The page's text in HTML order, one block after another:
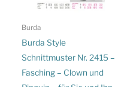
Burda
Burda Style
Schnittmuster Nr. 2415 –
Fasching – Clown und